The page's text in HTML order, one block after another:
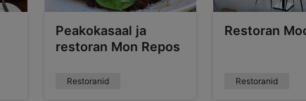
Peakokasaal ja
restoran Mon Repos
Restoranid
Restoran
Restoranid